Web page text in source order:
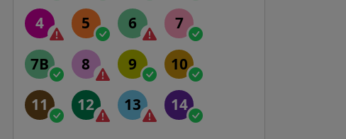
4 5 6 7
7B 8 9 10
11 12 13 14